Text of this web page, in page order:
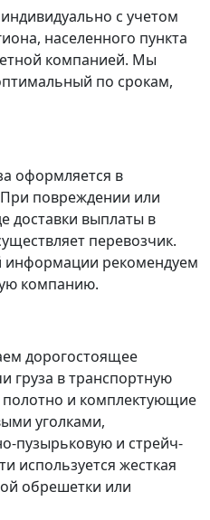
с учетом
населенного пункта
компанией. Мы
по срокам,
оформляется в
повреждении или
доставки выплаты в
перевозчик.
информации рекомендуем
компанию.
дорогостоящее
груза в транспортную
и комплектующие
уголками,
пузырьковую и стрейч-
используется жесткая
обрешетки или